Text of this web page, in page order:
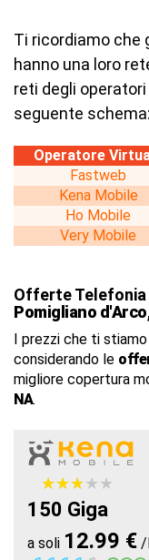
Ti ricordiamo che
hanno una loro
reti degli
seguente schema:
Operatore
Fastweb
Kena Mobile
Ho Mobile
Very Mobile
Offerte Telefonia
Pomigliano
I prezzi che ti
considerando le
migliore copertura
NA.
★★★★★
★★★★★
150 Giga
a soli 12.99 € /